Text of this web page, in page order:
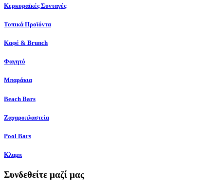
Κερκυραϊκές Συνταγές
Τοπικά Προϊόντα
Καφέ & Brunch
Φαγητό
Μπαράκια
Beach Bars
Ζαχαροπλαστεία
Pool Bars
Κλαμπ
Συνδεθείτε μαζί μας